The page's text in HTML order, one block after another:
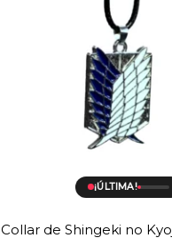
¡ÚLTIMA!
Collar de Shingeki no